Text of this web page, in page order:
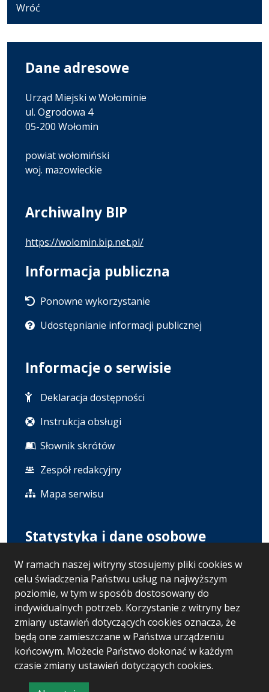
W ramach naszej witryny stosujemy pliki cookies w
celu świadczenia Państwu usług na najwyższym
poziomie, w tym w sposób dostosowany do
indywidualnych potrzeb. Korzystanie z witryny bez
zmiany ustawień dotyczących cookies oznacza, że
będą one zamieszczane w Państwa urządzeniu
końcowym. Możecie Państwo dokonać w każdym
czasie zmiany ustawień dotyczących cookies.
Wróć
Dane adresowe
Urząd Miejski w Wołominie
ul. Ogrodowa 4
05-200 Wołomin
powiat wołomiński
woj. mazowieckie
Archiwalny BIP
https://wolomin.bip.net.pl/
Informacja publiczna
Ponowne wykorzystanie
Udostępnianie informacji publicznej
Informacje o serwisie
Deklaracja dostępności
Instrukcja obsługi
Słownik skrótów
Zespół redakcyjny
Mapa serwisu
Statystyka i dane osobowe
Statystyki oglądalności
Polityka prywatności
RODO
Wersja systemu: 5.7.0 [121]
Ostatnia aktualizacja BIP: 07.08.2026 13:02